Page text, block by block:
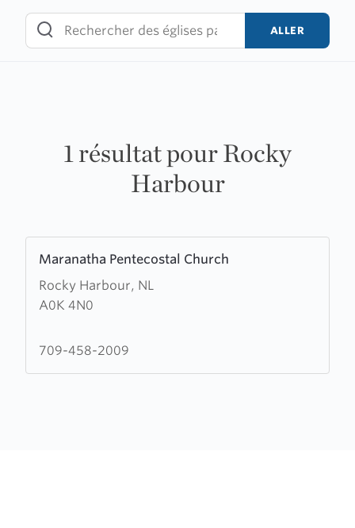
content
ALLER
1 résultat pour Rocky
Harbour
Maranatha Pentecostal Church
Rocky Harbour, NL
A0K 4N0
more
about
Maranatha
Church
709-458-2009